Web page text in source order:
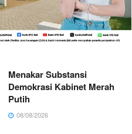
Menakar Substansi
Demokrasi Kabinet Merah
Putih
08/08/2026